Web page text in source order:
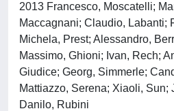
2013 Francesco, Moscatelli;
Maccagnani; Claudio, Labanti;
Michela, Prest; Alessandro,
Massimo, Ghioni; Ivan, Rech;
Giudice; Georg, Simmerle;
Mattiazzo, Serena; Xiaoli, Sun;
Danilo, Rubini